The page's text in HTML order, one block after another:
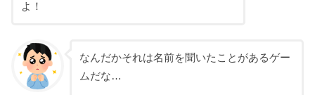
よ！
なんだかそれは名前を聞いたことがあるゲー
ムだな…